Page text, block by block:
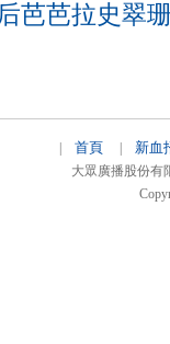
芭芭拉史翠
首頁 新血
大眾廣播股份有